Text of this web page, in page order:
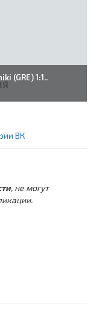
(GRE) 1:1..
ВК
, не могут